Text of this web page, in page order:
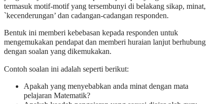
termasuk motif-motif yang tersembunyi di belakang sikap, minat,
`kecenderungan’ dan cadangan-cadangan responden.
Bentuk ini memberi kebebasan kepada responden untuk
mengemukakan pendapat dan memberi huraian lanjut berhubung
dengan soalan yang dikemukakan.
Contoh soalan ini adalah seperti berikut:
Apakah yang menyebabkan anda minat dengan mata
pelajaran Matematik?